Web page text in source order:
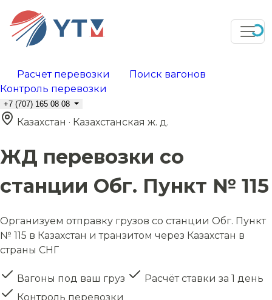
Расчет перевозки
Поиск вагонов
Контроль перевозки
+7 (707) 165 08 08
Казахстан · Казахстанская ж. д.
ЖД перевозки со
станции Обг. Пункт № 115
Организуем отправку грузов со станции Обг. Пункт
№ 115 в Казахстан и транзитом через Казахстан в
страны СНГ
Вагоны под ваш груз
Расчёт ставки за 1 день
Контроль перевозки